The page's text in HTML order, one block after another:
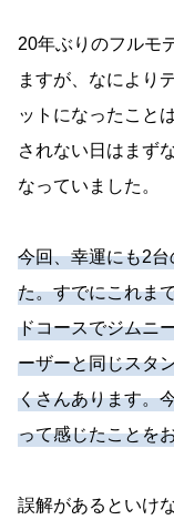
20年ぶりのフルモ
ますが、なにより
ットになったこと
されない日はまず
なっていました。
今回、幸運にも2
た。すでにこれま
ドコースでジムニ
ーザーと同じスタ
くさんあります。
って感じたことを
誤解があるといけ